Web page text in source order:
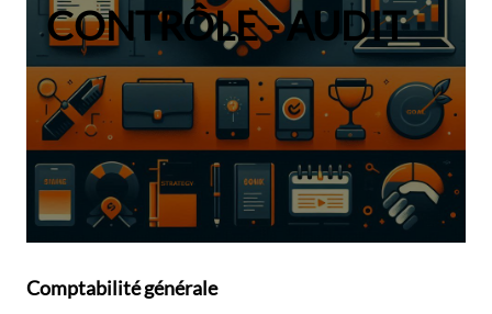
CONTRÔLE - AUDIT
Comptabilité générale